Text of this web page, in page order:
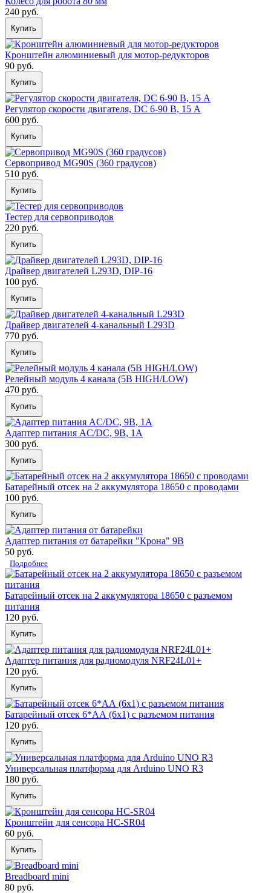
240 руб.
Купить
Кронштейн алюминиевый для мотор-редукторов
90 руб.
Купить
Регулятор скорости двигателя, DC 6-90 В, 15 А
600 руб.
Купить
Сервопривод MG90S (360 градусов)
510 руб.
Купить
Тестер для сервоприводов
220 руб.
Купить
Драйвер двигателей L293D, DIP-16
100 руб.
Купить
Драйвер двигателей 4-канальный L293D
770 руб.
Купить
Релейный модуль 4 канала (5В HIGH/LOW)
470 руб.
Купить
Адаптер питания AC/DC, 9В, 1А
300 руб.
Купить
Батарейный отсек на 2 аккумулятора 18650 с проводами
100 руб.
Купить
Адаптер питания от батарейки "Крона" 9В
50 руб.
Подробнее
Батарейный отсек на 2 аккумулятора 18650 с разъемом
питания
120 руб.
Купить
Адаптер питания для радиомодуля NRF24L01+
120 руб.
Купить
Батарейный отсек 6*АА (6х1) с разъемом питания
120 руб.
Купить
Универсальная платформа для Arduino UNO R3
180 руб.
Купить
Кронштейн для сенсора HC-SR04
60 руб.
Купить
Breadboard mini
80 руб.